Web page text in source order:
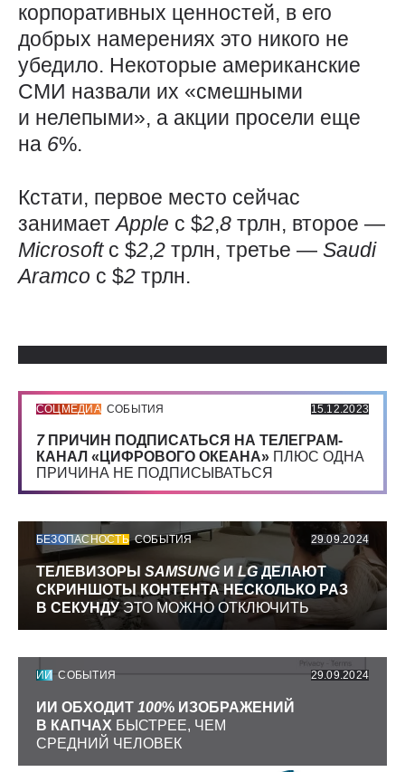
корпоративных ценностей, в его
добрых намерениях это никого не
убедило. Некоторые американские
СМИ назвали их «смешными
и нелепыми», а акции просели еще
на 6%.
Кстати, первое место сейчас
занимаетApple с $2,8 трлн, второе —
Microsoft с $2,2 трлн, третье — Saudi
Aramco с $2 трлн.
СОЦМЕДИА СОБЫТИЯ 15.12.2023
7 ПРИЧИН ПОДПИСАТЬСЯ НА ТЕЛЕГРАМ-
КАНАЛ «ЦИФРОВОГО ОКЕАНА» ПЛЮС ОДНА
ПРИЧИНА НЕ ПОДПИСЫВАТЬСЯ
БЕЗОПАСНОСТЬ СОБЫТИЯ 29.09.2024
ТЕЛЕВИЗОРЫ SAMSUNG И LGДЕЛАЮТ
СКРИНШОТЫ КОНТЕНТА НЕСКОЛЬКО РАЗ
В СЕКУНДУЭТО МОЖНО ОТКЛЮЧИТЬ
ИИ СОБЫТИЯ 29.09.2024
ИИ ОБХОДИТ 100% ИЗОБРАЖЕНИЙ
В КАПЧАХ БЫСТРЕЕ, ЧЕМ
СРЕДНИЙ ЧЕЛОВЕК